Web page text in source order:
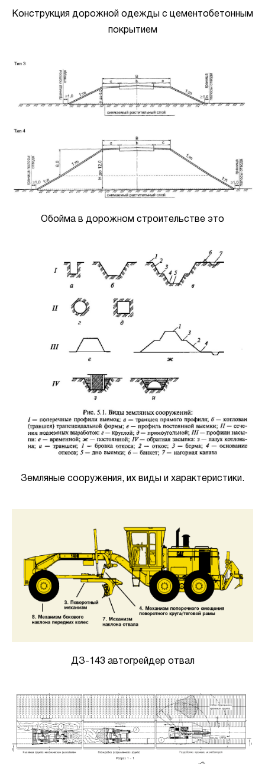
Конструкция дорожной одежды с цементобетонным
покрытием
Обойма в дорожном строительстве это
Земляные сооружения, их виды и характеристики.
ДЗ-143 автогрейдер отвал